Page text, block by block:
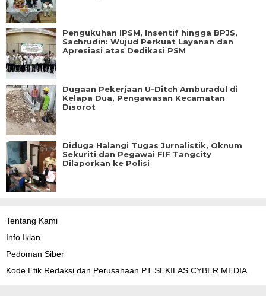
Pengukuhan IPSM, Insentif hingga BPJS,
Sachrudin: Wujud Perkuat Layanan dan
Apresiasi atas Dedikasi PSM
Dugaan Pekerjaan U-Ditch Amburadul di
Kelapa Dua, Pengawasan Kecamatan
Disorot
Diduga Halangi Tugas Jurnalistik, Oknum
Sekuriti dan Pegawai FIF Tangcity
Dilaporkan ke Polisi
Tentang Kami
Info Iklan
Pedoman Siber
Kode Etik Redaksi dan Perusahaan PT SEKILAS CYBER MEDIA